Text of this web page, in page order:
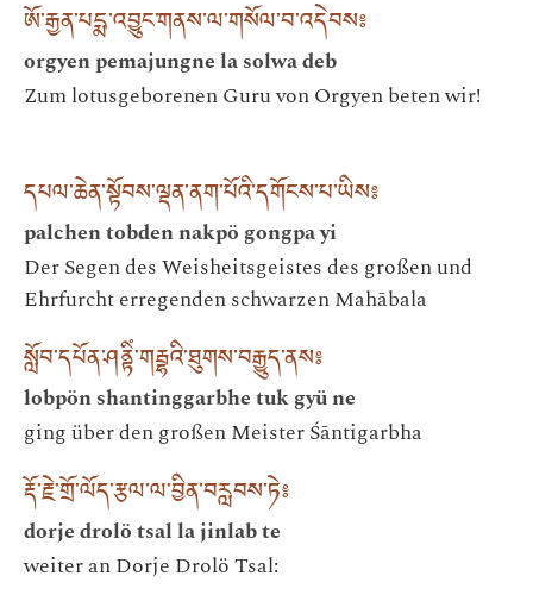
ཨོ་རྒྱན་པདྨ་འབྱུང་གནས་ལ་གསོལ་བ་འདེབས༔
orgyen pemajungne la solwa deb
Zum lotusgeborenen Guru von Orgyen beten wir!
དཔལ་ཆེན་སྟོབས་ལྡན་ནག་པོའི་དགོངས་པ་ཡིས༔
palchen tobden nakpö gongpa yi
Der Segen des Weisheitsgeistes des großen und
Ehrfurcht erregenden schwarzen Mahābala
སློབ་དཔོན་ཤནྟིཾ་གརྦྷའི་ཐུགས་བརྒྱུད་ནས༔
lobpön shantinggarbhe tuk gyü ne
ging über den großen Meister Śāntigarbha
རྡོ་རྗེ་གྲོ་ལོད་རྩལ་ལ་བྱིན་བརླབས་ཏེ༔
dorje drolö tsal la jinlab te
weiter an Dorje Drolö Tsal: